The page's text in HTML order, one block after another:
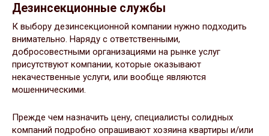
Дезинсекционные службы
К выбору дезинсекционной компании нужно подходить
внимательно. Наряду с ответственными,
добросовестными организациями на рынке услуг
присутствуют компании, которые оказывают
некачественные услуги, или вообще являются
мошенническими.
Прежде чем назначить цену, специалисты солидных
компаний подробно опрашивают хозяина квартиры и/или